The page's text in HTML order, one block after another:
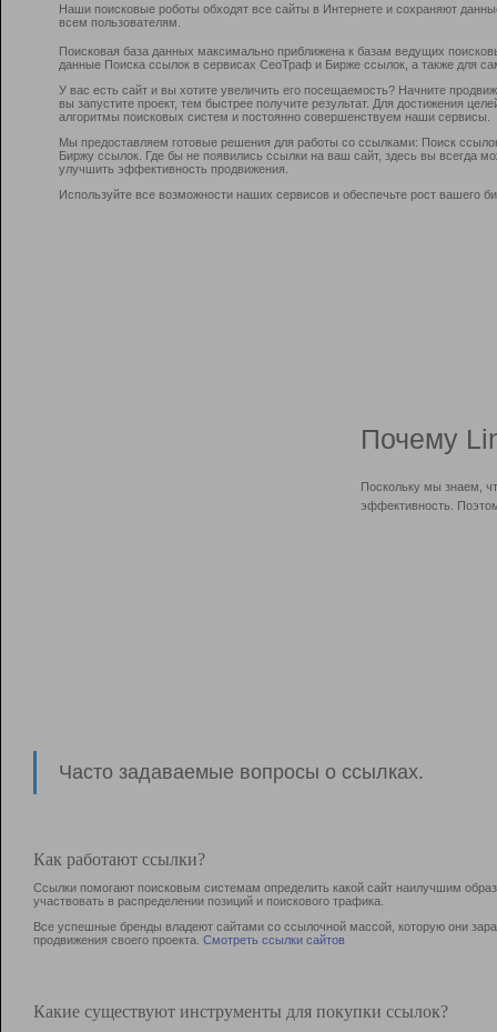
Наши поисковые роботы обходят все сайты в Интернете и сохраняют
всем пользователям.
Поисковая база данных максимально приближена к базам ведущих
данные Поиска ссылок в сервисах СеоТраф и Бирже ссылок, а также для
У вас есть сайт и вы хотите увеличить его посещаемость? Начните
вы запустите проект, тем быстрее получите результат. Для достижения
алгоритмы поисковых систем и постоянно совершенствуем наши сервисы.
Мы предоставляем готовые решения для работы со ссылками: Поиск
Биржу ссылок. Где бы не появились ссылки на ваш сайт, здесь вы всегда
улучшить эффективность продвижения.
Используйте все возможности наших сервисов и обеспечьте рост вашего
Почему
Поскольку мы знаем,
эффективность.
Часто задаваемые вопросы о ссылках.
Как работают ссылки?
Ссылки помогают поисковым системам определить какой сайт наилучшим
участвовать в раcпределении позиций и поискового трафика.
Все успешные бренды владеют сайтами со ссылочной массой, которую они
продвижения своего проекта. Смотреть ссылки сайтов
Какие существуют инструменты для покупки ссылок?